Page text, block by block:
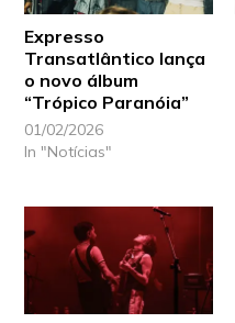
Expresso
Transatlântico lança
o novo álbum
“Trópico Paranóia”
01/02/2026
In "Notícias"